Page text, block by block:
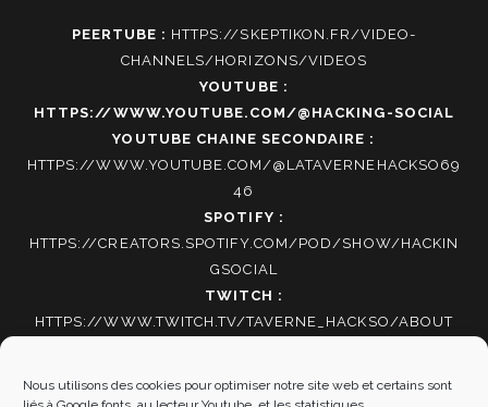
Nous utilisons des cookies pour optimiser notre site web et certains sont
PEERTUBE : HTTPS://SKEPTIKON.FR/VIDEO-
CHANNELS/HORIZONS/VIDEOS
YOUTUBE :
HTTPS://WWW.YOUTUBE.COM/@HACKING-SOCIAL
YOUTUBE CHAINE SECONDAIRE :
HTTPS://WWW.YOUTUBE.COM/@LATAVERNEHACKSO69
46
SPOTIFY :
HTTPS://CREATORS.SPOTIFY.COM/POD/SHOW/HACKIN
GSOCIAL
TWITCH :
HTTPS://WWW.TWITCH.TV/TAVERNE_HACKSO/ABOUT